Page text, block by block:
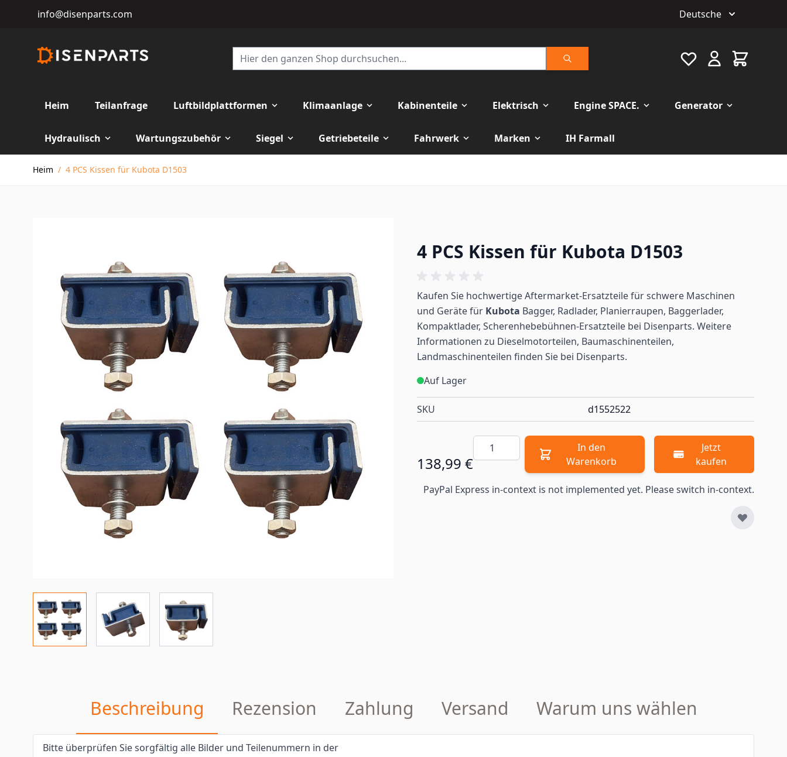
info@disenparts.com Deutsche
Suche
Favourite Warenkorb
Heim Teilanfrage Luftbildplattformen Klimaanlage Kabinenteile Elektrisch Engine SPACE. Generator
Hydraulisch Wartungszubehör Siegel Getriebeteile Fahrwerk Marken
IH Farmall
Heim / 4 PCS Kissen für Kubota D1503
4 PCS Kissen für Kubota D1503
Kaufen Sie hochwertige Aftermarket-Ersatzteile für schwere Maschinen
und Geräte für Kubota Bagger, Radlader, Planierraupen, Baggerlader,
Kompaktlader, Scherenhebebühnen-Ersatzteile bei Disenparts. Weitere
Informationen zu Dieselmotorteilen, Baumaschinenteilen,
Landmaschinenteilen finden Sie bei Disenparts.
Auf Lager
SKU d1552522
138,99 €
Menge
In den
Warenkorb
Jetzt
kaufen
PayPal Express in-context is not implemented yet. Please switch in-context.
Beschreibung Rezension Zahlung Versand Warum uns wählen
Bitte überprüfen Sie sorgfältig alle Bilder und Teilenummern in der